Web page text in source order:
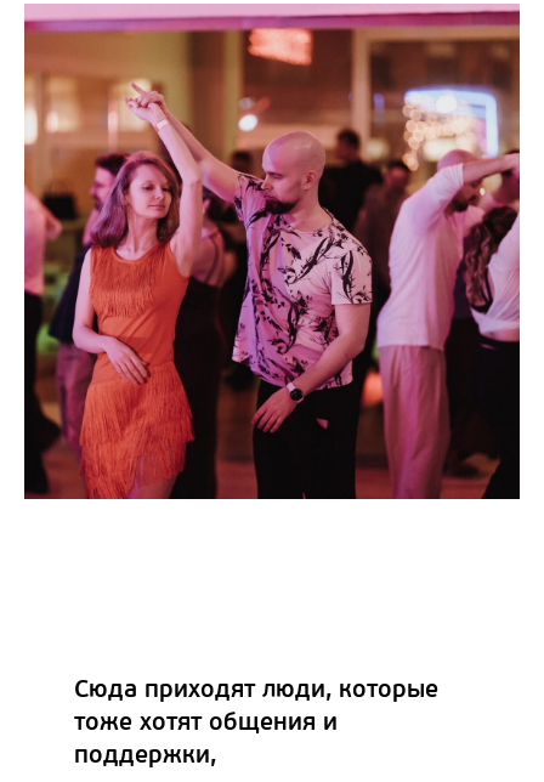
Сюда приходят люди, которые
тоже хотят общения и
поддержки,